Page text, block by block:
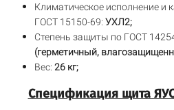
Климатическое исполнение и
ГОСТ 15150-69: УХЛ2;
Степень защиты по ГОСТ
(герметичный,
Вес: 26 кг;
Спецификация щита